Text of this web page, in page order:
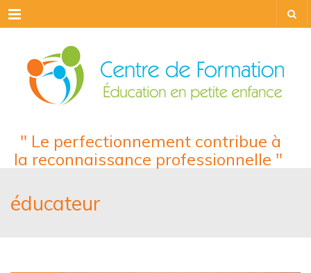
Menu
" Le perfectionnement contribue à
la reconnaissance professionnelle "
éducateur